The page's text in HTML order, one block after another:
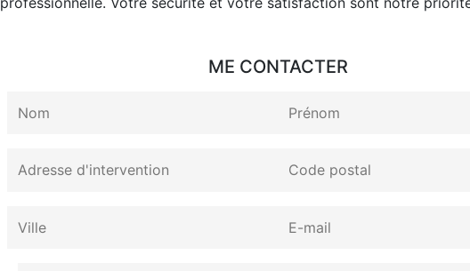
ME CONTACTER